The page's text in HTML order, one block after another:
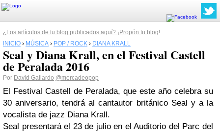
¿Los artículos de tu blog publicados aquí? ¡Propón tu blog!
INICIO › MÚSICA › POP / ROCK › DIANA KRALL
Seal y Diana Krall, en el Festival Castell
de Peralada 2016
Por David Gallardo @mercadeopop
El Festival Castell de Peralada, que este año celebra su
30 aniversario, tendrá al cantautor británico Seal y a la
vocalista de jazz Diana Krall.
Seal presentará el 23 de julio en el Auditorio del Parc del